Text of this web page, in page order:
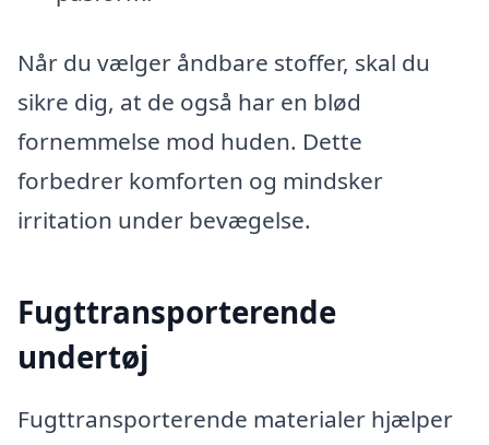
Når du vælger åndbare stoffer, skal du
sikre dig, at de også har en blød
fornemmelse mod huden. Dette
forbedrer komforten og mindsker
irritation under bevægelse.
Fugttransporterende
undertøj
Fugttransporterende materialer hjælper